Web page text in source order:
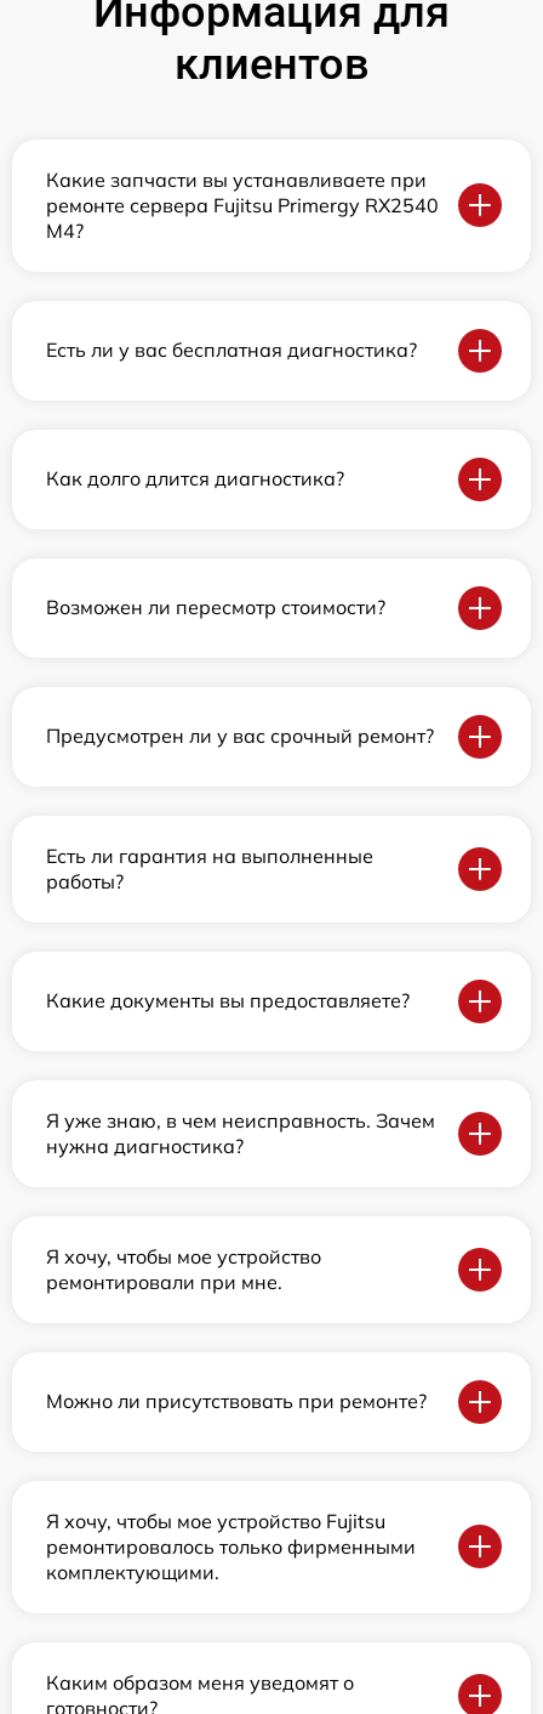
Информация для
клиентов
Какие запчасти вы устанавливаете при
ремонте сервера Fujitsu Primergy RX2540
M4?
Есть ли у вас бесплатная диагностика?
Как долго длится диагностика?
Возможен ли пересмотр стоимости?
Предусмотрен ли у вас срочный ремонт?
Есть ли гарантия на выполненные
работы?
Какие документы вы предоставляете?
Я уже знаю, в чем неисправность. Зачем
нужна диагностика?
Я хочу, чтобы мое устройство
ремонтировали при мне.
Можно ли присутствовать при ремонте?
Я хочу, чтобы мое устройство Fujitsu
ремонтировалось только фирменными
комплектующими.
Каким образом меня уведомят о
готовности?